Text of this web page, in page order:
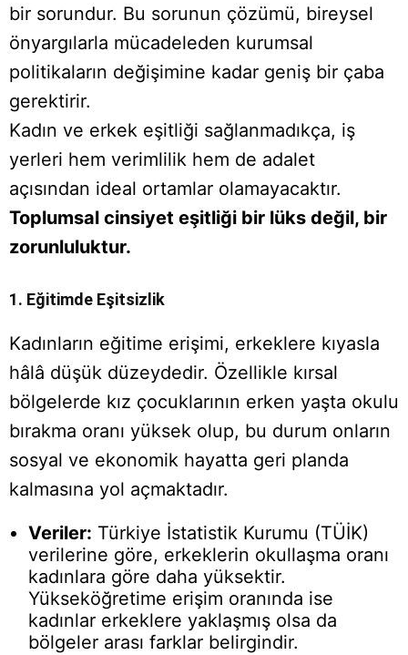
bir sorundur. Bu sorunun çözümü, bireysel
önyargılarla mücadeleden kurumsal
politikaların değişimine kadar geniş bir çaba
gerektirir.
Kadın ve erkek eşitliği sağlanmadıkça, iş
yerleri hem verimlilik hem de adalet
açısından ideal ortamlar olamayacaktır.
Toplumsal cinsiyet eşitliği bir lüks değil, bir
zorunluluktur.
1. Eğitimde Eşitsizlik
Kadınların eğitime erişimi, erkeklere kıyasla
hâlâ düşük düzeydedir. Özellikle kırsal
bölgelerde kız çocuklarının erken yaşta okulu
bırakma oranı yüksek olup, bu durum onların
sosyal ve ekonomik hayatta geri planda
kalmasına yol açmaktadır.
Veriler: Türkiye İstatistik Kurumu (TÜİK)
verilerine göre, erkeklerin okullaşma oranı
kadınlara göre daha yüksektir.
Yükseköğretime erişim oranında ise
kadınlar erkeklere yaklaşmış olsa da
bölgeler arası farklar belirgindir.